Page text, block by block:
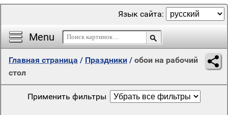
Menu
Язык сайта:
Главная страница / Праздники / обои на рабочий
стол
Применить фильтры